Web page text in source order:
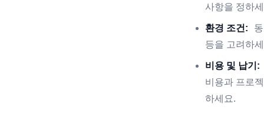
사항을 정하
환경 조건:
등을 고려하
비용 및 납기:
비용과 프로
하세요.